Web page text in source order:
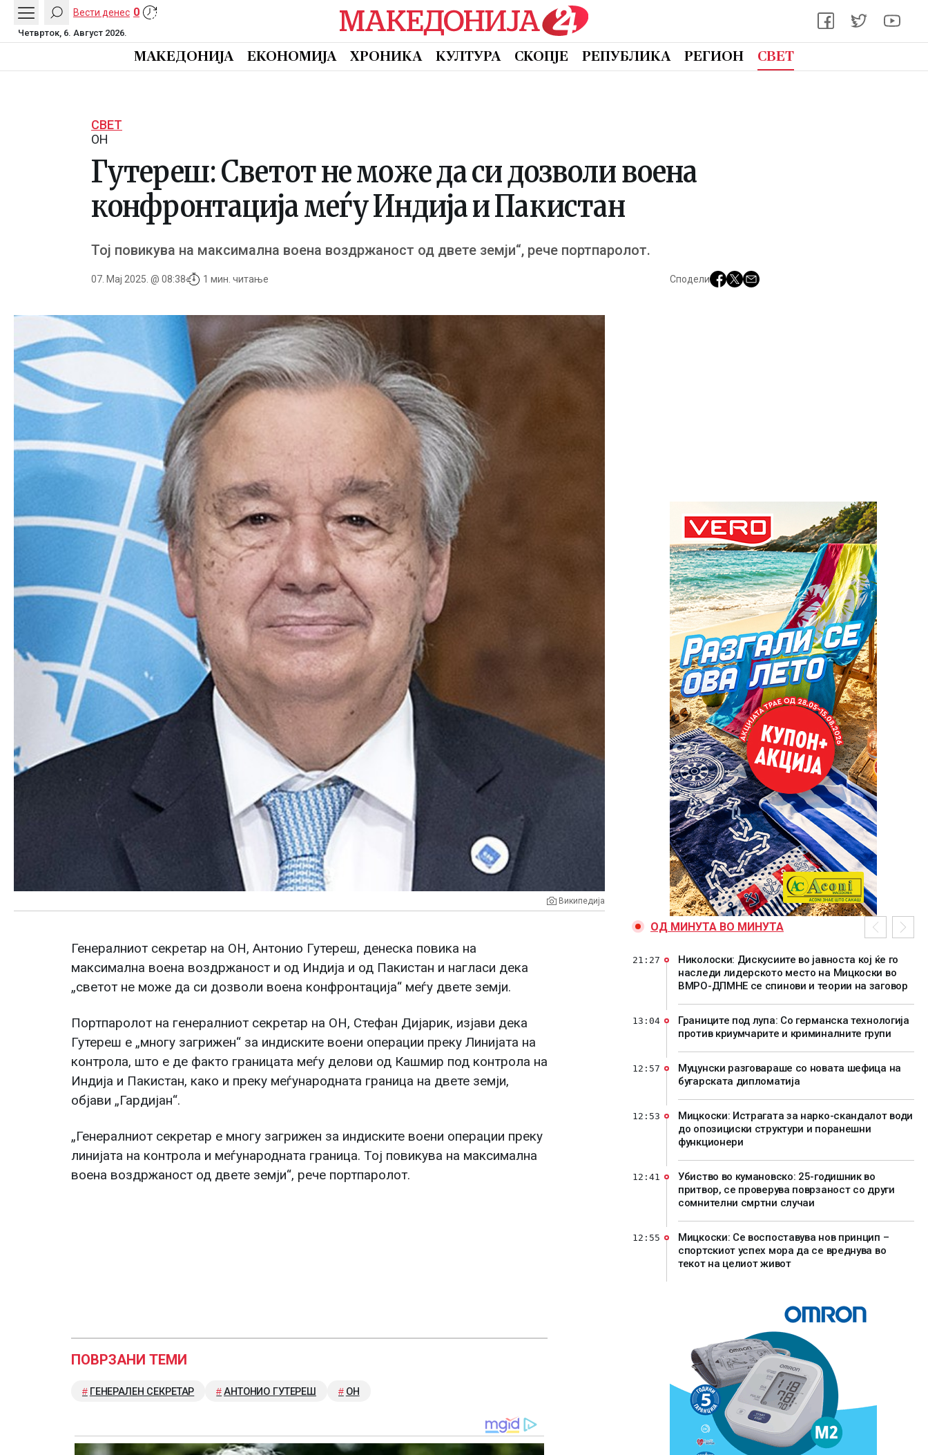
Вести денес 0
Четврток, 6. Август 2026.
МАКЕДОНИЈА ЕКОНОМИЈА ХРОНИКА КУЛТУРА СКОПЈЕ РЕПУБЛИКА РЕГИОН СВЕТ
СВЕТ
ОН
Гутереш: Светот не може да си дозволи воена
конфронтација меѓу Индија и Пакистан
Тој повикува на максимална воена воздржаност од двете земји“, рече портпаролот.
07. Мај 2025. @ 08:38 1 мин. читање Сподели
Википедија
Генералниот секретар на ОН, Антонио Гутереш, денеска повика на
максимална воена воздржаност и од Индија и од Пакистан и нагласи дека
„светот не може да си дозволи воена конфронтација“ меѓу двете земји.
Портпаролот на генералниот секретар на ОН, Стефан Дијарик, изјави дека
Гутереш е „многу загрижен“ за индиските воени операции преку Линијата на
контрола, што е де факто границата меѓу делови од Кашмир под контрола на
Индија и Пакистан, како и преку меѓународната граница на двете земји,
објави „Гардијан“.
„Генералниот секретар е многу загрижен за индиските воени операции преку
линијата на контрола и меѓународната граница. Тој повикува на максимална
воена воздржаност од двете земји“, рече портпаролот.
ПОВРЗАНИ ТЕМИ
ГЕНЕРАЛЕН СЕКРЕТАР АНТОНИО ГУТЕРЕШ ОН
ОД МИНУТА ВО МИНУТА
Николоски: Дискусиите во јавноста кој ќе го
наследи лидерското место на Мицкоски во
ВМРО-ДПМНЕ се спинови и теории на заговор
21:27
Границите под лупа: Со германска технологија
против криумчарите и криминалните групи
13:04
Муцунски разговараше со новата шефица на
бугарската дипломатија
12:57
Мицкоски: Истрагата за нарко-скандалот води
до опозициски структури и поранешни
функционери
12:53
Убиство во кумановско: 25-годишник во
притвор, се проверува поврзаност со други
сомнителни смртни случаи
12:41
Мицкоски: Се воспоставува нов принцип –
спортскиот успех мора да се вреднува во
текот на целиот живот
12:55